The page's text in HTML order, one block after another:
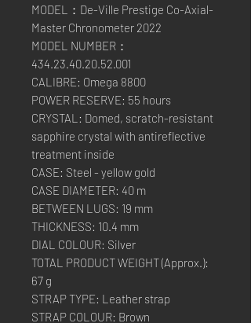
MODEL：De-Ville Prestige Co-Axial-
Master Chronometer 2022
MODEL NUMBER：
434.23.40.20.52.001
CALIBRE: Omega 8800
POWER RESERVE: 55 hours
CRYSTAL: Domed, scratch-resistant
sapphire crystal with antireflective
treatment inside
CASE: Steel - yellow gold
CASE DIAMETER: 40 m
BETWEEN LUGS: 19 mm
THICKNESS: 10.4 mm
DIAL COLOUR: Silver
TOTAL PRODUCT WEIGHT (Approx.):
67 g
STRAP TYPE: Leather strap
STRAP COLOUR: Brown